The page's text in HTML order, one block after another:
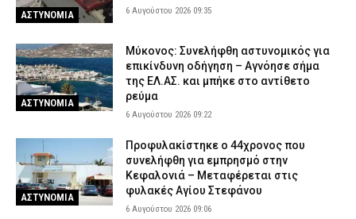
ΑΣΤΥΝΟΜΙΑ 6 Αυγούστου 2026 09:35
ΑΣΤΥΝΟΜΙΑ
Μύκονος: Συνελήφθη αστυνομικός για
επικίνδυνη οδήγηση – Αγνόησε σήμα
της ΕΛ.ΑΣ. και μπήκε στο αντίθετο
ρεύμα
6 Αυγούστου 2026 09:22
ΑΣΤΥΝΟΜΙΑ
Προφυλακίστηκε ο 44χρονος που
συνελήφθη για εμπρησμό στην
Κεφαλονιά – Μεταφέρεται στις
φυλακές Αγίου Στεφάνου
6 Αυγούστου 2026 09:06